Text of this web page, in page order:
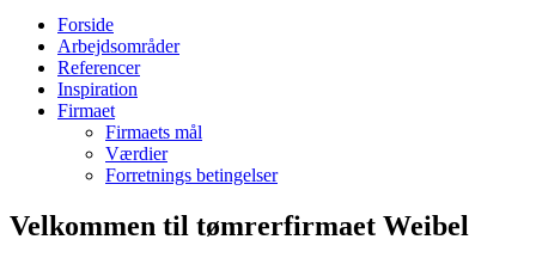
Forside
Arbejdsområder
Referencer
Inspiration
Firmaet
Firmaets mål
Værdier
Forretnings betingelser
Velkommen til tømrerfirmaet Weibel